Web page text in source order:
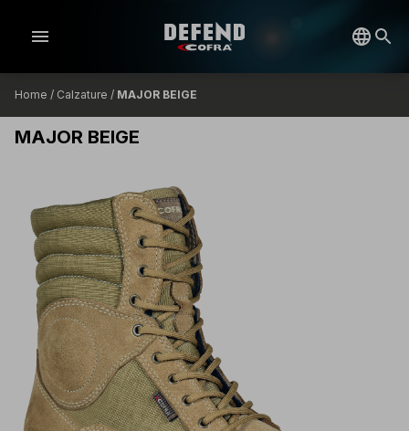
menu
Home / Calzature / MAJOR BEIGE
MAJOR BEIGE